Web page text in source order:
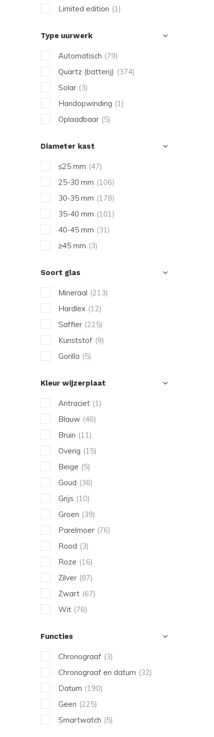
Limited edition (1)
Type uurwerk
Automatisch (79)
Quartz (batterij) (374)
Solar (3)
Handopwinding (1)
Oplaadbaar (5)
Diameter kast
≤25 mm (47)
25-30 mm (106)
30-35 mm (178)
35-40 mm (101)
40-45 mm (31)
≥45 mm (3)
Soort glas
Mineraal (213)
Hardlex (12)
Saffier (225)
Kunststof (9)
Gorilla (5)
Kleur wijzerplaat
Antraciet (1)
Blauw (46)
Bruin (11)
Overig (15)
Beige (5)
Goud (36)
Grijs (10)
Groen (39)
Parelmoer (76)
Rood (3)
Roze (16)
Zilver (87)
Zwart (67)
Wit (76)
Functies
Chronograaf (3)
Chronograaf en datum (32)
Datum (190)
Geen (225)
Smartwatch (5)